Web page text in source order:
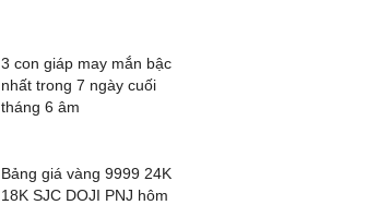
3 con giáp may mắn bậc
nhất trong 7 ngày cuối
tháng 6 âm
Bảng giá vàng 9999 24K
18K SJC DOJI PNJ hôm